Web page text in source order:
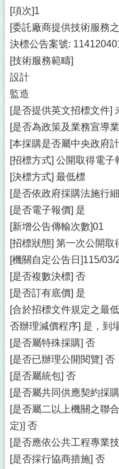
[項次]1
[委託廠商提供技術服務
決標公告案號:
[技術服務範疇]
設計
監造
[是否提供英文招標文件]
[是否為政策及業務宣導
[本採購是否屬中央政府
[招標方式] 公開取得電子
[決標方式] 最低標
[是否依政府採購法施行
[是否電子報價] 是
[新增公告傳輸次數]01
[招標狀態] 第一次公開取
[機關自定公告日]115/03/
[是否複數決標] 否
[是否訂有底價] 是
[合於招標文件規定之最
否辦理減價程序] 是，到
[是否屬特殊採購] 否
[是否已辦理公開閱覽] 否
[是否屬統包] 否
[是否屬共同供應契約採
[是否屬二以上機關之聯
定)] 否
[是否應依公共工程專業
[是否採行協商措施] 否